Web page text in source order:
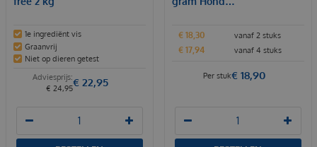
1e ingrediënt vis
Graanvrij
Niet op dieren getest
€ 24,95€ 22,95
vanaf 2 stuks
€ 18,30
vanaf 4 stuks
€ 17,94
€ 18,90
Per stuk